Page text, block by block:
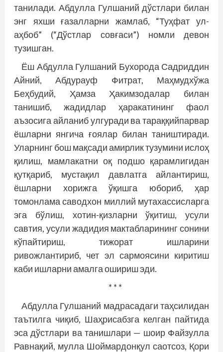
танилади. Абдулла Гулшаний дўстлари билан
энг яхши ғазалларни жамлаб, “Туҳфат ул-
аҳбоб” (“Дўстлар совғаси”) номли девон
тузишган.
Ёш Абдулла Гулшаний Бухорода Садриддин
Айний, Абдурауф Фитрат, Маҳмудхўжа
Беҳбудий, Ҳамза Ҳакимзодалар билан
танишиб, жадидлар ҳаракатининг фаол
аъзосига айланиб улгуради ва тараққийпарвар
ёшларни янгича ғоялар билан таништиради.
Уларнинг бош мақсади амирлик тузумини ислоҳ
қилиш, мамлакатни оқ подшо қарамлигидан
қутқариб, мустақил давлатга айлантириш,
ёшларни хорижга ўқишга юбориб, ҳар
томонлама саводхон миллий мутахассисларга
эга бўлиш, хотин-қизларни ўқитиш, усули
савтия, усули жадидия мактабларининг сонини
кўпайтириш, тижорат ишларини
ривожлантириб, чет эл сармоясини киритиш
каби ишларни амалга ошириш эди.
* * *
Абдулла Гулшаний мадрасадаги таҳсилидан
таътилга чиқиб, Шаҳрисабзга келган пайтида
эса дўстлари ва танишлари — шоир Файзулла
Равнақий, мулла Шоймардонқул саотсоз, Қори